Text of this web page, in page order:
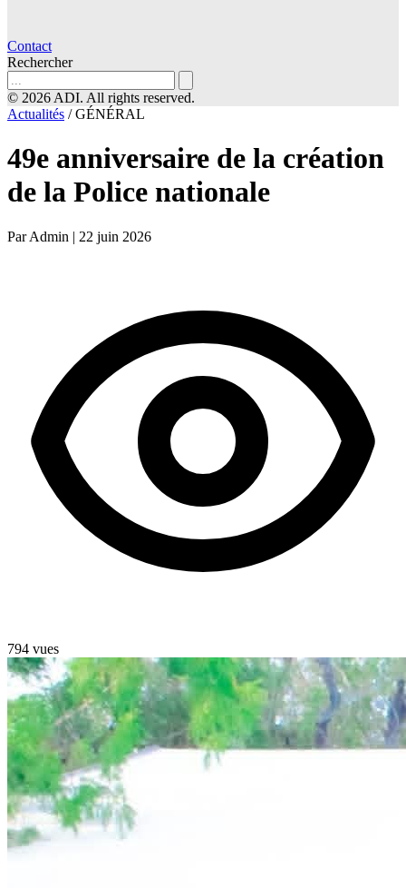
Contact
Rechercher
© 2026 ADI. All rights reserved.
Actualités / GÉNÉRAL
49e anniversaire de la création
de la Police nationale
Par Admin | 22 juin 2026
794 vues